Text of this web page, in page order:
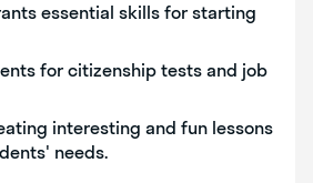
essential skills for starting
for citizenship tests and job
interesting and fun lessons
needs.